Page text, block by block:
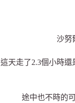
沙努
這天走了2.3個小時
途中也不時的